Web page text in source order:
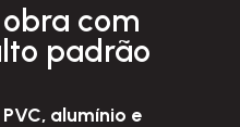
com
padrão
alumínio e